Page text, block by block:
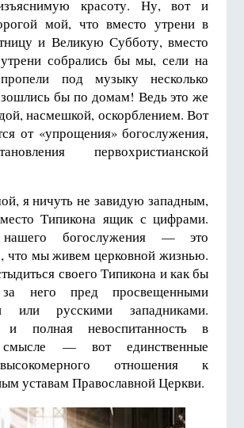
красоту. Ну, вот и
мой, что вместо утрени в
и Великую Субботу, вместо
собрались бы мы, сели на
под музыку несколько
бы по домам! Ведь это же
насмешкой, оскорблением. Вот
от «упрощения» богослужения,
первохристианской
я ничуть не завидую западным,
Типикона ящик с цифрами.
нашего богослужения — это
что мы живем церковной жизнью.
своего Типикона и как бы
за него пред просвещенными
или русскими западниками.
и полная невоспитанность в
смысле — вот единственные
отношения к
уставам Православной Церкви.